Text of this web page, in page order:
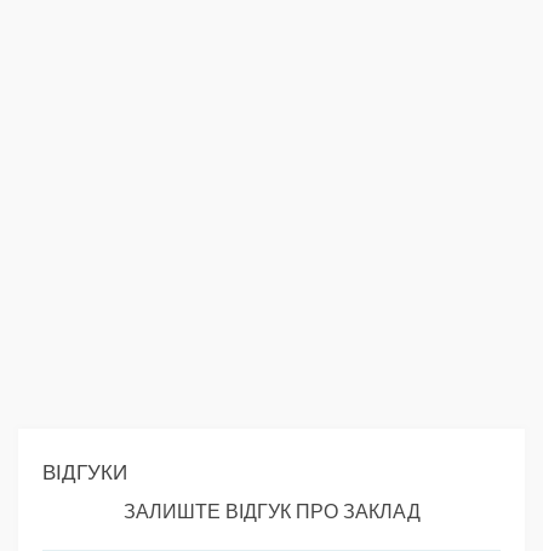
ВІДГУКИ
ЗАЛИШТЕ ВІДГУК ПРО ЗАКЛАД